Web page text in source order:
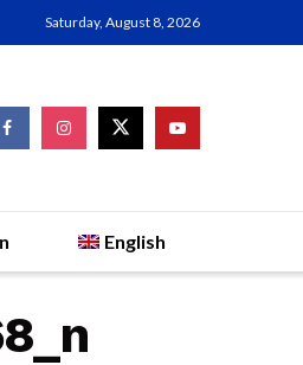
Saturday, August 8, 2026
English